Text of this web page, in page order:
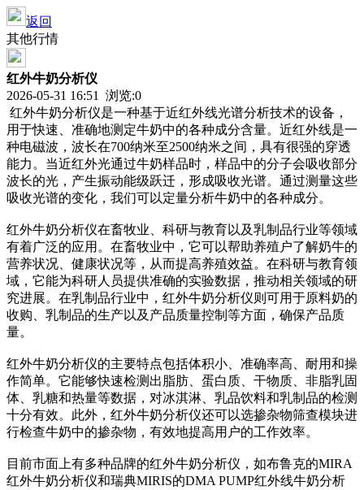
返回
其他行情
红外牛奶分析仪
2026-05-31 16:51 浏览:0
红外牛奶分析仪是一种基于近红外线光谱分析技术的设备，
用于快速、准确地测定牛奶中的各种成分含量。近红外线是一
种电磁波，波长在700纳米至2500纳米之间，具有很强的穿透
能力。当近红外光通过牛奶样品时，样品中的分子会吸收部分
波长的光，产生振动能级跃迁，形成吸收光谱。通过测量这些
吸收光谱的变化，我们可以定量分析牛奶中的各种成分。
红外牛奶分析仪在畜牧业、科研与教育以及乳制品行业等领域
有着广泛的应用。在畜牧业中，它可以帮助养殖户了解奶牛的
营养状况、健康状况等，从而提高养殖效益。在科研与教育领
域，它能为科研人员提供准确的实验数据，推动相关领域的研
究进展。在乳制品行业中，红外牛奶分析仪则可用于原料奶的
收购、乳制品的生产以及产品质量控制等方面，确保产品质
量。
红外牛奶分析仪的主要特点包括体积小、准确率高、耐用和操
作简单。它能够快速检测出脂肪、蛋白质、干物质、非脂乳固
体、乳糖和热量等数据，对冰淇淋、乳品饮料和乳制品的检测
十分有效。此外，红外牛奶分析仪还可以选掺杂物筛查模块进
行检查牛奶中的掺杂物，有效地提高用户的工作效率。
目前市面上有多种品牌的红外牛奶分析仪，如布鲁克的MIRA
红外牛奶分析仪和瑞典MIRIS的DMA PUMP红外线牛奶分析